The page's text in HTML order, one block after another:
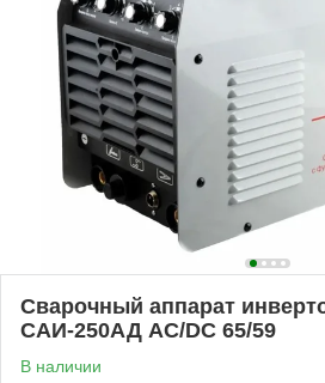
Сварочный аппарат
САИ-250АД AC/DC 65/59
В наличии